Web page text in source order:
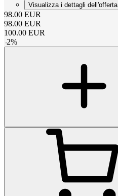
Visualizza i dettagli dell'offerta
98.00 EUR
98.00 EUR
100.00 EUR
-2%